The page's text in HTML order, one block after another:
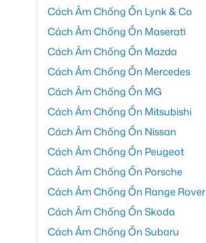
Cách Âm Chống Ồn Lynk & Co
Cách Âm Chống Ồn Maserati
Cách Âm Chống Ồn Mazda
Cách Âm Chống Ồn Mercedes
Cách Âm Chống Ồn MG
Cách Âm Chống Ồn Mitsubishi
Cách Âm Chống Ồn Nissan
Cách Âm Chống Ồn Peugeot
Cách Âm Chống Ồn Porsche
Cách Âm Chống Ồn Range Rover
Cách Âm Chống Ồn Skoda
Cách Âm Chống Ồn Subaru